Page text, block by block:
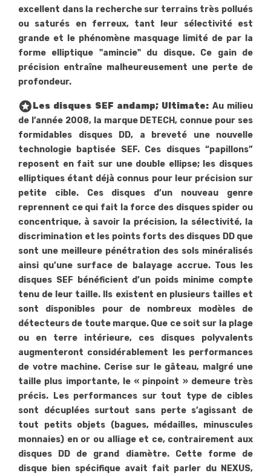
excellent dans la recherche sur terrains très pollués
ou saturés en ferreux, tant leur sélectivité est
grande et le phénomène masquage limité de par la
forme elliptique "amincie" du disque. Ce gain de
précision entraîne malheureusement une perte de
profondeur.
stars Les disques SEF andamp; Ultimate: Au milieu
de l’année 2008, la marque DETECH, connue pour ses
formidables disques DD, a breveté une nouvelle
technologie baptisée SEF. Ces disques “papillons”
reposent en fait sur une double ellipse; les disques
elliptiques étant déjà connus pour leur précision sur
petite cible. Ces disques d’un nouveau genre
reprennent ce qui fait la force des disques spider ou
concentrique, à savoir la précision, la sélectivité, la
discrimination et les points forts des disques DD que
sont une meilleure pénétration des sols minéralisés
ainsi qu’une surface de balayage accrue. Tous les
disques SEF bénéficient d’un poids minime compte
tenu de leur taille. Ils existent en plusieurs tailles et
sont disponibles pour de nombreux modèles de
détecteurs de toute marque. Que ce soit sur la plage
ou en terre intérieure, ces disques polyvalents
augmenteront considérablement les performances
de votre machine. Cerise sur le gâteau, malgré une
taille plus importante, le « pinpoint » demeure très
précis. Les performances sur tout type de cibles
sont décuplées surtout sans perte s’agissant de
tout petits objets (bagues, médailles, minuscules
monnaies) en or ou alliage et ce, contrairement aux
disques DD de grand diamètre. Cette forme de
disque bien spécifique avait fait parler du NEXUS,